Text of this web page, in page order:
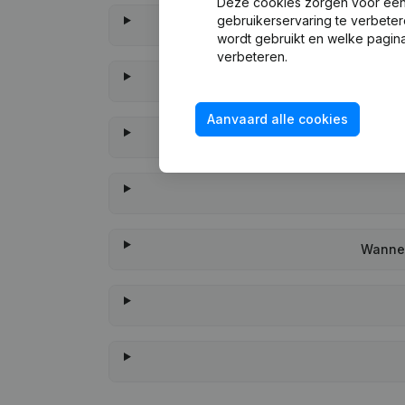
gebruikerservaring te
wordt gebruikt en welke
verbeteren.
Aanvaard alle cookies